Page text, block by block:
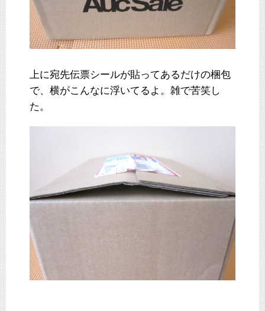
上に宛先伝票シールが貼ってあるだけの梱包
で、横がこんなに浮いてるよ。雑で苦笑し
た。